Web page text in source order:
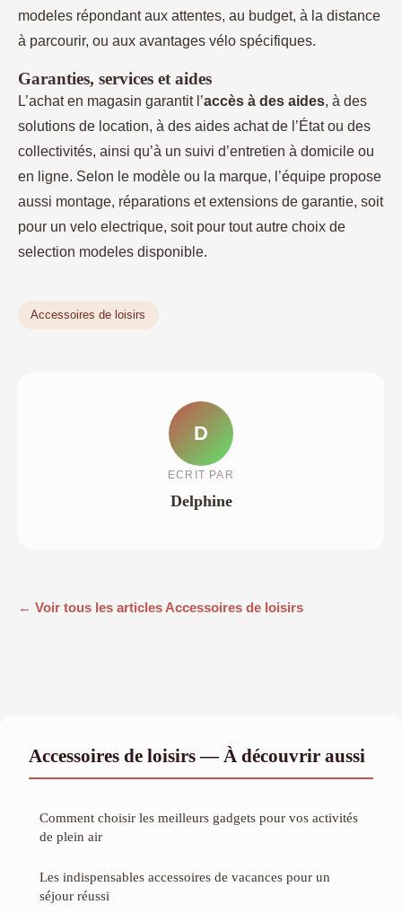
modeles répondant aux attentes, au budget, à la distance
à parcourir, ou aux avantages vélo spécifiques.
Garanties, services et aides
L’achat en magasin garantit l’accès à des aides, à des
solutions de location, à des aides achat de l’État ou des
collectivités, ainsi qu’à un suivi d’entretien à domicile ou
en ligne. Selon le modèle ou la marque, l’équipe propose
aussi montage, réparations et extensions de garantie, soit
pour un velo electrique, soit pour tout autre choix de
selection modeles disponible.
Accessoires de loisirs
D
ECRIT PAR
Delphine
← Voir tous les articles Accessoires de loisirs
Accessoires de loisirs — À découvrir aussi
Comment choisir les meilleurs gadgets pour vos activités
de plein air
Les indispensables accessoires de vacances pour un
séjour réussi